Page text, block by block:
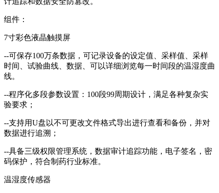
组件：
7寸彩色液晶触摸屏
--可保存100万条数据，可记录设备的设定值、采样值、采样
时间、试验曲线、数据、可以详细浏览每一时间段的温湿度曲
线。
--程序化多段参数设置：100段99周期设计，满足各种复杂实
验要求；
--支持用U盘以不可更改文件格式导出进行查看和备份，并对
数据进行追溯；
--具备三级权限管理系统，数据审计追踪功能，电子签名，密
码保护，符合制药行业标准。
温湿度传感器